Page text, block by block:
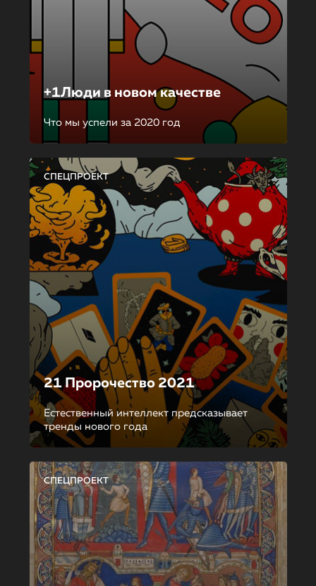
+1Люди в новом качестве
Что мы успели за 2020 год
СПЕЦПРОЕКТ
21 Пророчество 2021
Естественный интеллект предсказывает
тренды нового года
СПЕЦПРОЕКТ